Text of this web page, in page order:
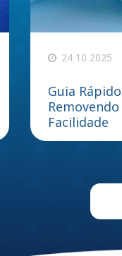
24 10 2025
Guia
Facilidade